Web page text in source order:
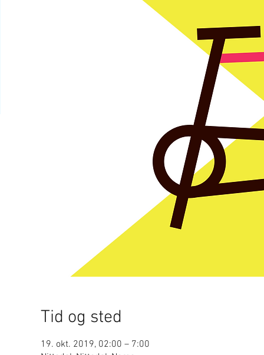
Tid og sted
19. okt. 2019, 02:00 – 7:00